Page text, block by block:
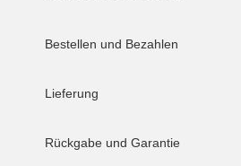
Bestellen und Bezahlen
Lieferung
Rückgabe und Garantie